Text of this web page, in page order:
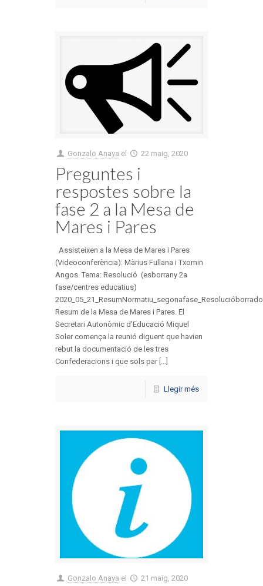
Gonzalo Anaya el 22 maig, 2020
Preguntes i
respostes sobre la
fase 2 a la Mesa de
Mares i Pares
Assisteixen a la Mesa de Mares i Pares
(Videoconferència): Màrius Fullana i Txomin
Angos. Tema: Resolució (esborrany 2a
fase/centres educatius)
Resum de la Mesa de Mares i Pares. El
Secretari Autonòmic d’Educació Miquel
Soler comença la reunió diguent que havien
rebut la documentació de les tres
Confederacions i que sols par [...]
Llegir més
Gonzalo Anaya el 21 maig, 2020